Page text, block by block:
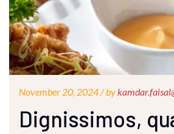
November 20, 2024 /by
Dignissimos,